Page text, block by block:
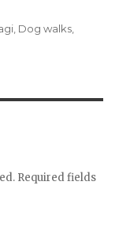
Dog walks
Required fields